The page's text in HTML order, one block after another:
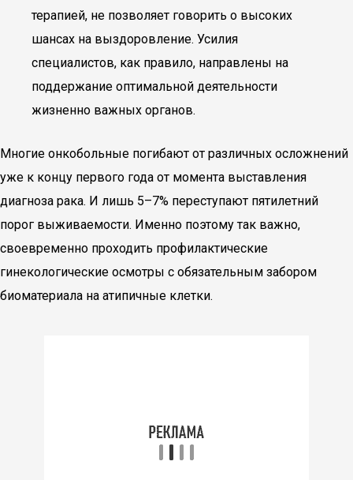
терапией, не позволяет говорить о высоких
шансах на выздоровление. Усилия
специалистов, как правило, направлены на
поддержание оптимальной деятельности
жизненно важных органов.
Многие онкобольные погибают от различных осложнений
уже к концу первого года от момента выставления
диагноза рака. И лишь 5–7% переступают пятилетний
порог выживаемости. Именно поэтому так важно,
своевременно проходить профилактические
гинекологические осмотры с обязательным забором
биоматериала на атипичные клетки.